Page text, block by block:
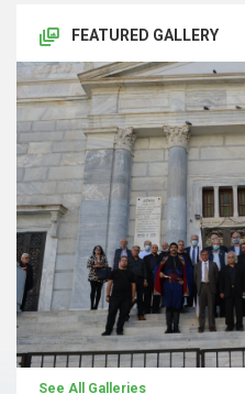
FEATURED GALLERY
See All Galleries